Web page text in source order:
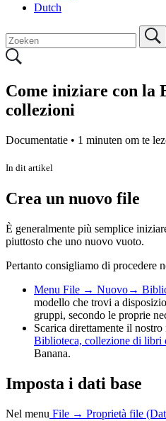
Dutch
Come iniziare con la
collezioni
Documentatie • 1 minuten om te
In dit artikel
Crea un nuovo file
È generalmente più semplice
piuttosto che uno nuovo vuoto.
Pertanto consigliamo di procedere
Menu File → Nuovo→
modello che trovi a
gruppi, secondo le proprie
Scarica direttamente il
Biblioteca, collezione di libri
Banana.
Imposta i dati base
Nel menu File → Proprietà file